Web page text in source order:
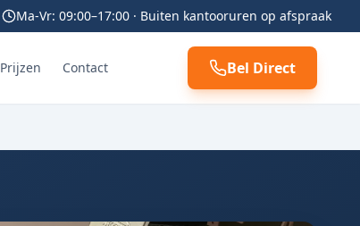
Ma-Vr: 09:00–17:00 · Buiten kantooruren op afspraak
Prijzen Contact Bel Direct